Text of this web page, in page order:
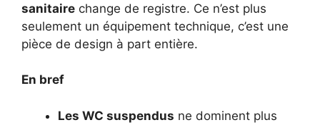
sanitaire change de registre. Ce n’est plus
seulement un équipement technique, c’est une
pièce de design à part entière.
En bref
Les WC suspendus ne dominent plus